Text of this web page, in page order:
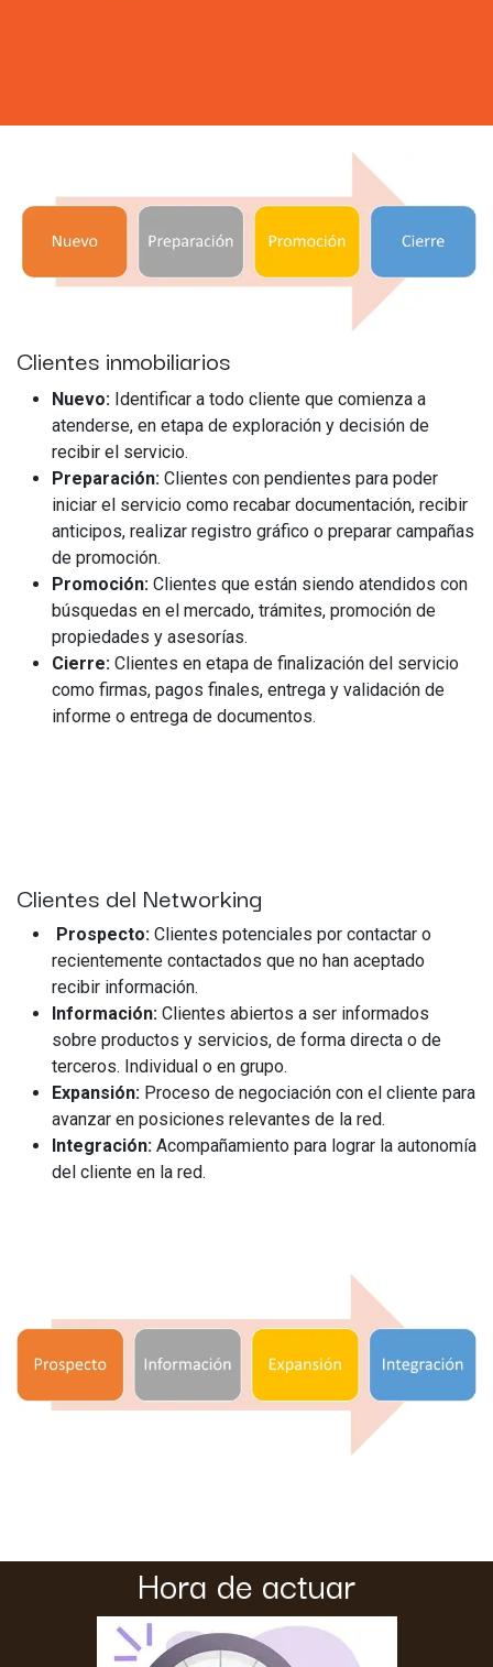
Clientes inmobiliarios
Nuevo: Identificar a todo cliente que comienza a
atenderse, en etapa de exploración y decisión de
recibir el servicio.
Preparación: Clientes con pendientes para poder
iniciar el servicio como recabar documentación, recibir
anticipos, realizar registro gráfico o preparar campañas
de promoción.
Promoción: Clientes que están siendo atendidos con
búsquedas en el mercado, trámites, promoción de
propiedades y asesorías.
Cierre: Clientes en etapa de finalización del servicio
como firmas, pagos finales, entrega y validación de
informe o entrega de documentos.
Clientes del Networking
Prospecto: Clientes potenciales por contactar o
recientemente contactados que no han aceptado
recibir información.
Información: Clientes abiertos a ser informados
sobre productos y servicios, de forma directa o de
terceros. Individual o en grupo.
Expansión: Proceso de negociación con el cliente para
avanzar en posiciones relevantes de la red.
Integración: Acompañamiento para lograr la autonomía
del cliente en la red.
Hora de actuar